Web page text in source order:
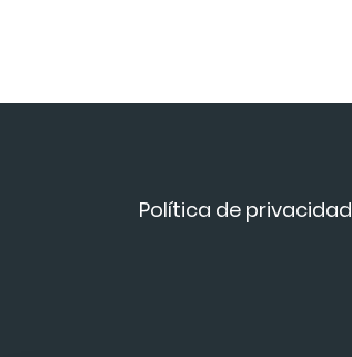
Política de privacidad